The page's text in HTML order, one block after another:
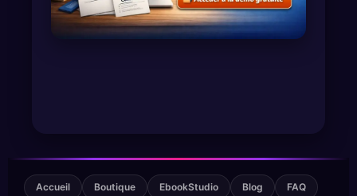
Accueil Boutique EbookStudio Blog FAQ